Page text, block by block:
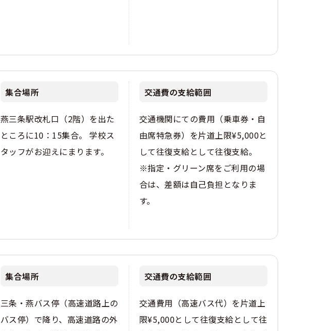
集合場所
燕三条駅改札口（2階）を出た
ところに10：15集合。 学校ス
タッフがお迎えにまります。
交通費の支給範囲
交通機関にての費用（乗車券・自
由席特急券）を片道上限¥5,000と
して往復支給として往復支給。
※指定・グリーン席をご利用の場
合は、差額は自己負担となりま
す。
集合場所
三条・燕バス停（高速道路上の
バス停）で降り、高速道路の外
交通費の支給範囲
交通費用（高速バス代）を片道上
限¥5,000として往復支給として往